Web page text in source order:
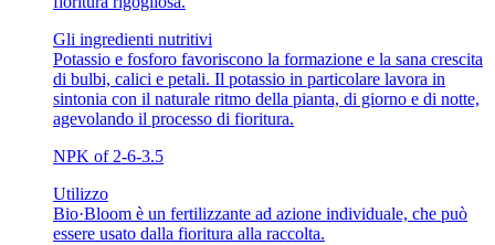
Gli ingredienti nutritivi
Potassio e fosforo favoriscono la formazione e la sana crescita
di bulbi, calici e petali. Il potassio in particolare lavora in
sintonia con il naturale ritmo della pianta, di giorno e di notte,
agevolando il processo di fioritura.
NPK of 2-6-3.5
Utilizzo
Bio·Bloom è un fertilizzante ad azione individuale, che può
essere usato dalla fioritura alla raccolta.